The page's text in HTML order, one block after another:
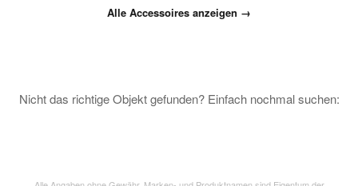
Alle Accessoires anzeigen →
Nicht das richtige Objekt gefunden? Einfach nochmal suchen: